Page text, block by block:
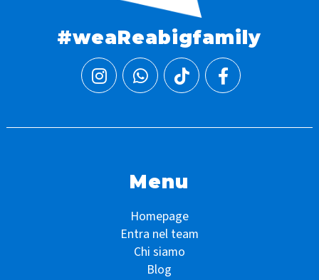
#weaReabigfamily
Menu
Homepage
Entra nel team
Chi siamo
Blog